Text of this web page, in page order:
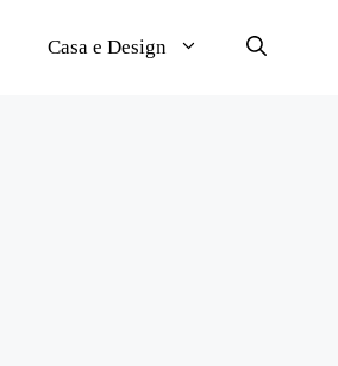
Casa e Design